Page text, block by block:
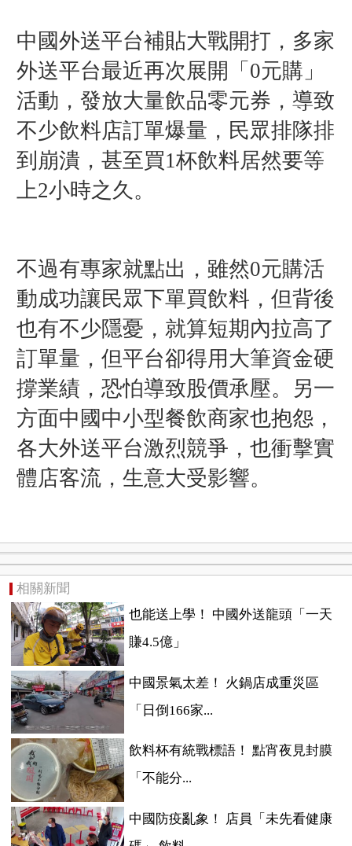
中國外送平台補貼大戰開打，多家
外送平台最近再次展開「0元購」
活動，發放大量飲品零元券，導致
不少飲料店訂單爆量，民眾排隊排
到崩潰，甚至買1杯飲料居然要等
上2小時之久。
不過有專家就點出，雖然0元購活
動成功讓民眾下單買飲料，但背後
也有不少隱憂，就算短期內拉高了
訂單量，但平台卻得用大筆資金硬
撐業績，恐怕導致股價承壓。另一
方面中國中小型餐飲商家也抱怨，
各大外送平台激烈競爭，也衝擊實
體店客流，生意大受影響。
相關新聞
也能送上學！ 中國外送龍頭「一天
賺4.5億」
中國景氣太差！ 火鍋店成重災區
「日倒166家...
飲料杯有統戰標語！ 點宵夜見封膜
「不能分...
中國防疫亂象！ 店員「未先看健康